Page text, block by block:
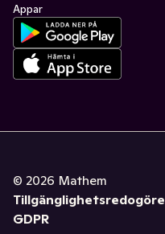
Appar
© 2026 Mathem
GDPR